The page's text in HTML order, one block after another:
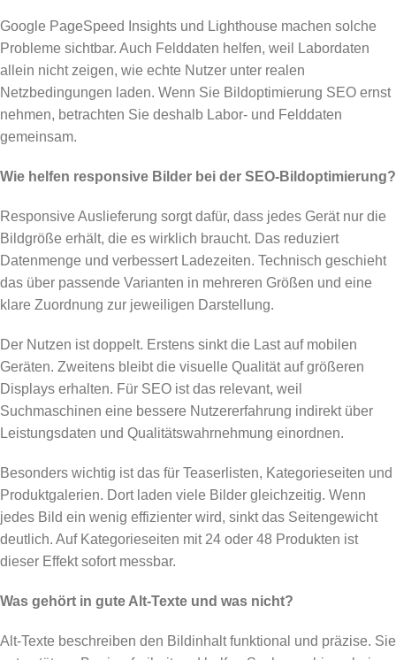
Google PageSpeed Insights und Lighthouse machen solche
Probleme sichtbar. Auch Felddaten helfen, weil Labordaten
allein nicht zeigen, wie echte Nutzer unter realen
Netzbedingungen laden. Wenn Sie Bildoptimierung SEO ernst
nehmen, betrachten Sie deshalb Labor- und Felddaten
gemeinsam.
Wie helfen responsive Bilder bei der SEO-Bildoptimierung?
Responsive Auslieferung sorgt dafür, dass jedes Gerät nur die
Bildgröße erhält, die es wirklich braucht. Das reduziert
Datenmenge und verbessert Ladezeiten. Technisch geschieht
das über passende Varianten in mehreren Größen und eine
klare Zuordnung zur jeweiligen Darstellung.
Der Nutzen ist doppelt. Erstens sinkt die Last auf mobilen
Geräten. Zweitens bleibt die visuelle Qualität auf größeren
Displays erhalten. Für SEO ist das relevant, weil
Suchmaschinen eine bessere Nutzererfahrung indirekt über
Leistungsdaten und Qualitätswahrnehmung einordnen.
Besonders wichtig ist das für Teaserlisten, Kategorieseiten und
Produktgalerien. Dort laden viele Bilder gleichzeitig. Wenn
jedes Bild ein wenig effizienter wird, sinkt das Seitengewicht
deutlich. Auf Kategorieseiten mit 24 oder 48 Produkten ist
dieser Effekt sofort messbar.
Was gehört in gute Alt-Texte und was nicht?
Alt-Texte beschreiben den Bildinhalt funktional und präzise. Sie